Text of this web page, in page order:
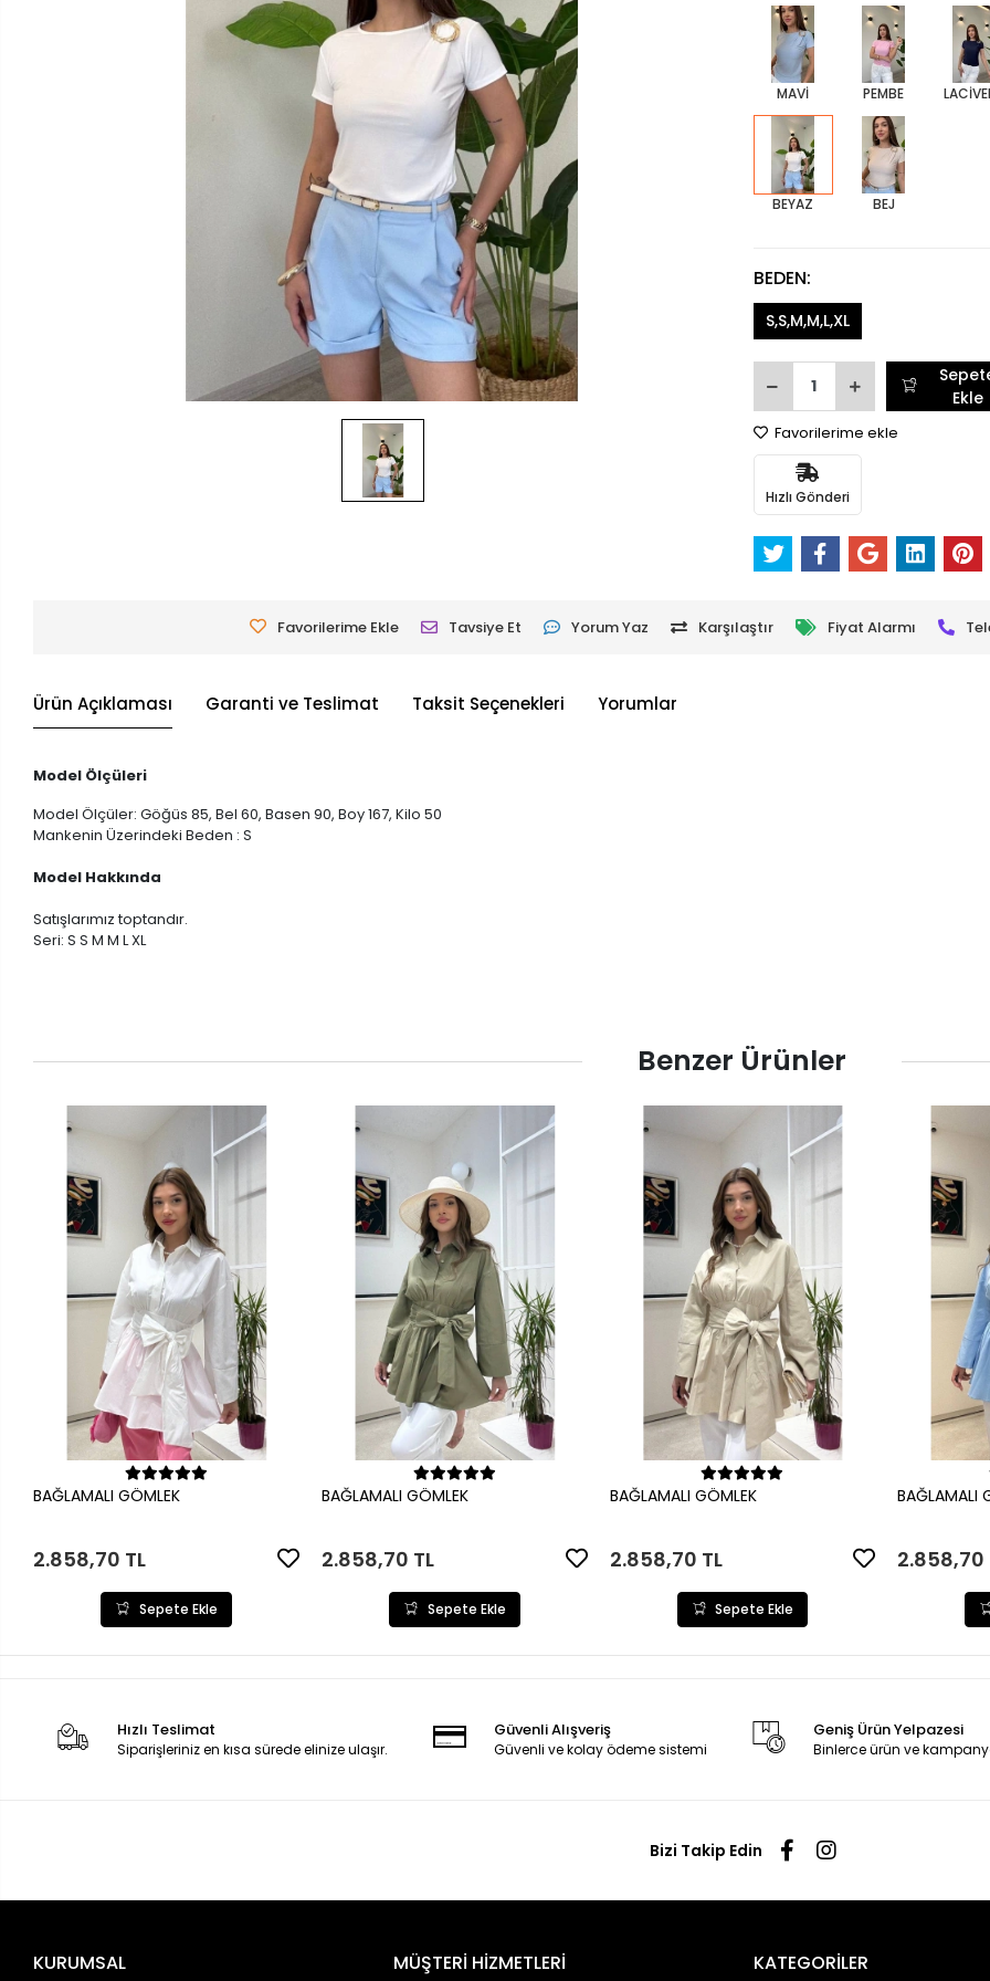
MAVİ PEMBE
BEYAZ BEJ
BEDEN:
S,S,M,M,L,XL
Ekle
Favorilerime ekle
Hızlı Gönderi
Favorilerime Ekle Tavsiye Et Yorum Yaz Karşılaştır Fiyat Alarmı
Ürün Açıklaması Garanti ve Teslimat Taksit Seçenekleri Yorumlar
Model Ölçüleri
Model Ölçüler: Göğüs 85, Bel 60, Basen 90, Boy 167, Kilo 50
Mankenin Üzerindeki Beden : S
Model Hakkında
Satışlarımız toptandır.
Seri: S S M M L XL
Benzer Ürünler
Sepete Ekle
BAĞLAMALI GÖMLEK
2.858,70 TL
Sepete Ekle
Sepete Ekle
BAĞLAMALI GÖMLEK
2.858,70 TL
Sepete Ekle
Sepete Ekle
BAĞLAMALI GÖMLEK
2.858,70 TL
Sepete Ekle
BAĞLAMALI
2.858,70
Hızlı Teslimat
Siparişleriniz en kısa sürede elinize ulaşır.
Güvenli Alışveriş
Güvenli ve kolay ödeme sistemi
Geniş Ürün Yelpazesi
Binlerce ürün ve
Bizi Takip Edin
KURUMSAL MÜŞTERİ HİZMETLERİ KATEGORİLER